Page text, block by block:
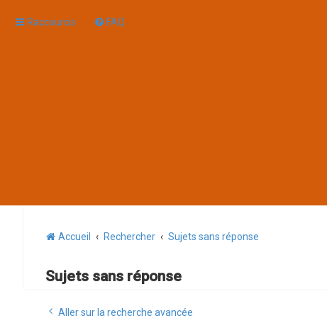
Raccourcis FAQ
Accueil Rechercher Sujets sans réponse
Sujets sans réponse
Aller sur la recherche avancée